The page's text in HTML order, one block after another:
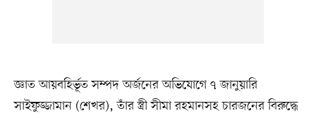
জ্ঞাত আয়বহির্ভূত সম্পদ অর্জনের অভিযোগে ৭ জানুয়ারি
সাইফুজ্জামান (শেখর), তাঁর স্ত্রী সীমা রহমানসহ চারজনের বিরুদ্ধে